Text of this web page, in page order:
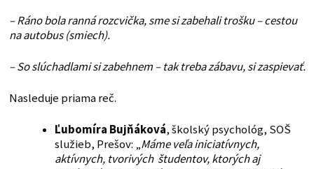
– Ráno bola ranná rozcvička, sme si zabehali trošku – cestou
na autobus (smiech).
– So slúchadlami si zabehnem – tak treba zábavu, si zaspievať.
Nasleduje priama reč.
Ľubomíra Bujňáková, školský psychológ, SOŠ
služieb, Prešov: „Máme veľa iniciatívnych,
aktívnych, tvorivých študentov, ktorých aj